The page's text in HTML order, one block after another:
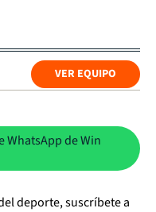
VER EQUIPO
WhatsApp de Win
deporte, suscríbete a